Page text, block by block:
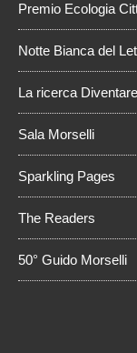
Premio Ecologia
Notte Bianca del
La ricerca
Sala Morselli
Sparkling Pages
The Readers
50° Guido Morselli